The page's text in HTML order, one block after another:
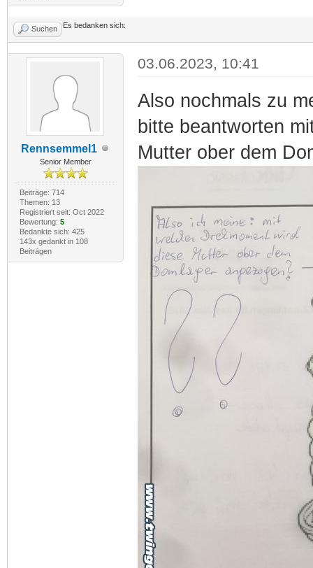
Suchen Es bedanken sich:
Rennsemmel1
Senior Member
Beiträge: 714
Themen: 13
Registriert seit: Oct 2022
Bewertung: 5
Bedankte sich: 425
143x gedankt in 108
Beiträgen
03.06.2023, 10:41
Also nochmals zu
bitte beantworten
Mutter ober dem